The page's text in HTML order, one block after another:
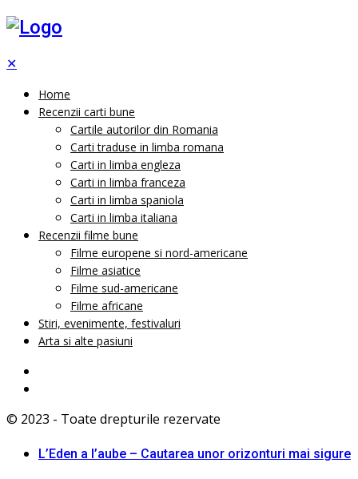
✕
Home
Recenzii carti bune
Cartile autorilor din Romania
Carti traduse in limba romana
Carti in limba engleza
Carti in limba franceza
Carti in limba spaniola
Carti in limba italiana
Recenzii filme bune
Filme europene si nord-americane
Filme asiatice
Filme sud-americane
Filme africane
Stiri, evenimente, festivaluri
Arta si alte pasiuni
© 2023 - Toate drepturile rezervate
L’Eden a I’aube – Cautarea unor orizonturi mai sigure